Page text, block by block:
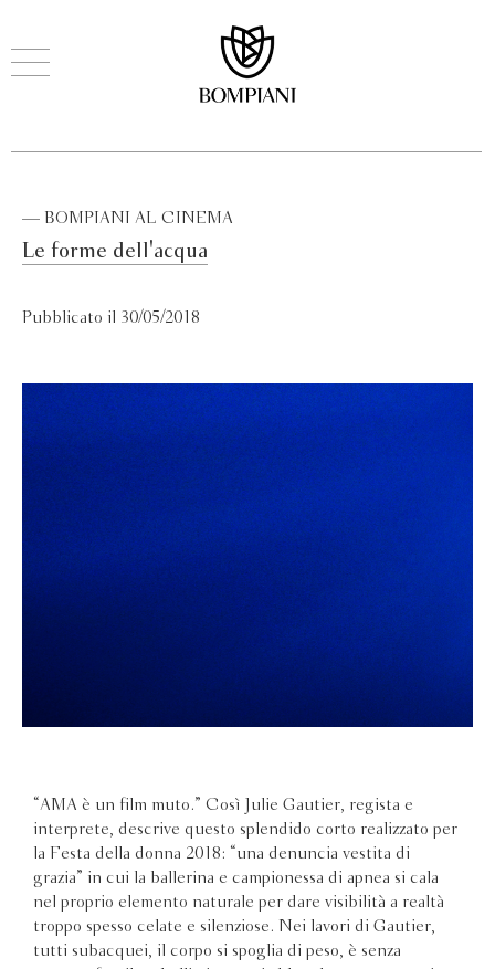
— BOMPIANI AL CINEMA
Le forme dell'acqua
Pubblicato il 30/05/2018
“AMA è un film muto.” Così Julie Gautier, regista e
interprete, descrive questo splendido corto realizzato per
la Festa della donna 2018: “una denuncia vestita di
grazia” in cui la ballerina e campionessa di apnea si cala
nel proprio elemento naturale per dare visibilità a realtà
troppo spesso celate e silenziose. Nei lavori di Gautier,
tutti subacquei, il corpo si spoglia di peso, è senza